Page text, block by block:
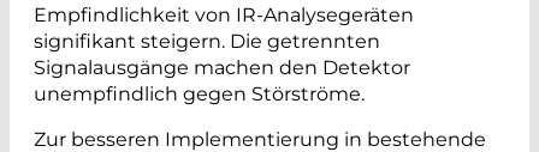
Empfindlichkeit von IR-Analysegeräten
signifikant steigern. Die getrennten
Signalausgänge machen den Detektor
unempfindlich gegen Störströme.
Zur besseren Implementierung in bestehende